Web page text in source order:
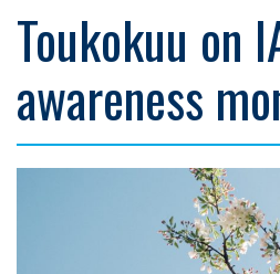
Toukokuu on
awareness